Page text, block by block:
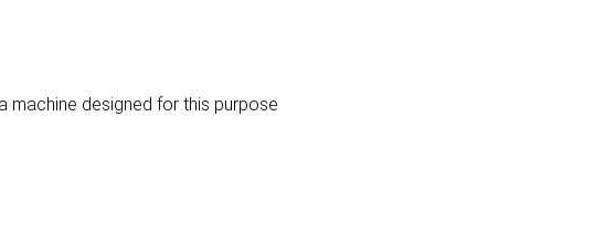
machine designed for this purpose